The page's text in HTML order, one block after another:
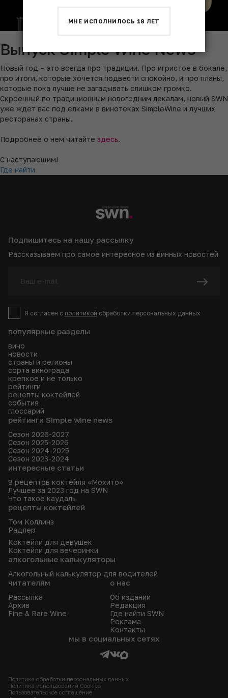
Выпуск Simple Wine News
Новый год – это всегда про традиции. Про игристое в бокале,
про итоги, которые хочется подвести спокойно, и про планы,
которые пока лучше не загадывать слишком громко.
Скроенный по традиционным новогодним лекалам, новый SWN
уже ждет вас под елками в винотеках SimpleWine и лучших
ресторанах страны.
Подробнее о нем читайте здесь.
С наступающим!
Где найти
популярные разделы
вино
новости
страны и регионы
сорта винограда
крепкое и не только
рейтинги
рецепты коктейлей
события
глоссарий
рейтинги Simple wine news
Сезон 2026-2027
Сезон 2025-2026
Сезон 2024-2025
Сезон 2023-2024
интересные статьи
8 рецептов коктейля «Мохито»
Лучшее за 2023 год на SWN
Что такое каудаль
рецепты коктейлей
Том Коллинз
Радлер
Коктейли для девушек
Коктейли для вечеринки
алкогольные калькуляторы
Алкогольный калькулятор для водителей
читателям
Рассылка
Архив
Fine & Rare Wine
о нас
Об издании
Редакция
Где найти SWN
Реклама
Контакты
Подпишитесь на нашу рассылку
Рассказываем про самое интересное из винных новостей
Я согласен с политикой обработки персональных данных
мы в социальных сетях
Политика обработки персональных данных
Политика использования Сookies
Пользовательское соглашение
МНЕ ИСПОЛНИЛОСЬ 18 ЛЕТ